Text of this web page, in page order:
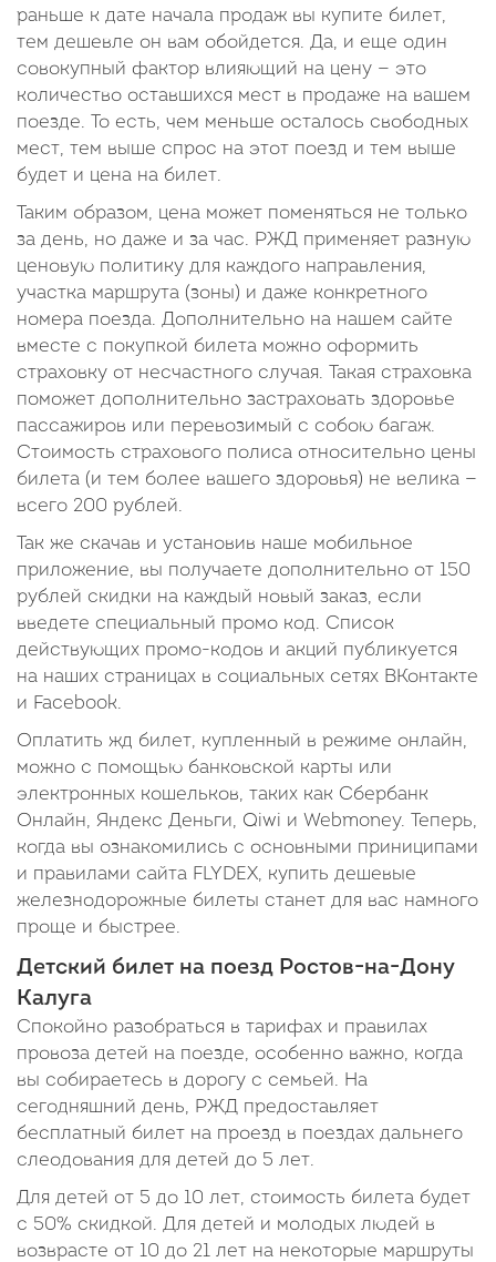
раньше к дате начала продаж вы купите билет,
тем дешевле он вам обойдется. Да, и еще один
совокупный фактор влияющий на цену — это
количество оставшихся мест в продаже на вашем
поезде. То есть, чем меньше осталось свободных
мест, тем выше спрос на этот поезд и тем выше
будет и цена на билет.
Таким образом, цена может поменяться не только
за день, но даже и за час. РЖД применяет разную
ценовую политику для каждого направления,
участка маршрута (зоны) и даже конкретного
номера поезда. Дополнительно на нашем сайте
вместе с покупкой билета можно оформить
страховку от несчастного случая. Такая страховка
поможет дополнительно застраховать здоровье
пассажиров или перевозимый с собою багаж.
Стоимость страхового полиса относительно цены
билета (и тем более вашего здоровья) не велика —
всего 200 рублей.
Так же скачав и установив наше мобильное
приложение, вы получаете дополнительно от 150
рублей скидки на каждый новый заказ, если
введете специальный промо код. Список
действующих промо-кодов и акций публикуется
на наших страницах в социальных сетях ВКонтакте
и Facebook.
Оплатить жд билет, купленный в режиме онлайн,
можно с помощью банковской карты или
электронных кошельков, таких как Сбербанк
Онлайн, Яндекс Деньги, Qiwi и Webmoney. Теперь,
когда вы ознакомились с основными приниципами
и правилами сайта FLYDEX, купить дешевые
железнодорожные билеты станет для вас намного
проще и быстрее.
Детский билет на поезд Ростов-на-Дону
Калуга
Спокойно разобраться в тарифах и правилах
провоза детей на поезде, особенно важно, когда
вы собираетесь в дорогу с семьей. На
сегодняшний день, РЖД предоставляет
бесплатный билет на проезд в поездах дальнего
слеодования для детей до 5 лет.
Для детей от 5 до 10 лет, стоимость билета будет
с 50% скидкой. Для детей и молодых людей в
возврасте от 10 до 21 лет на некоторые маршруты